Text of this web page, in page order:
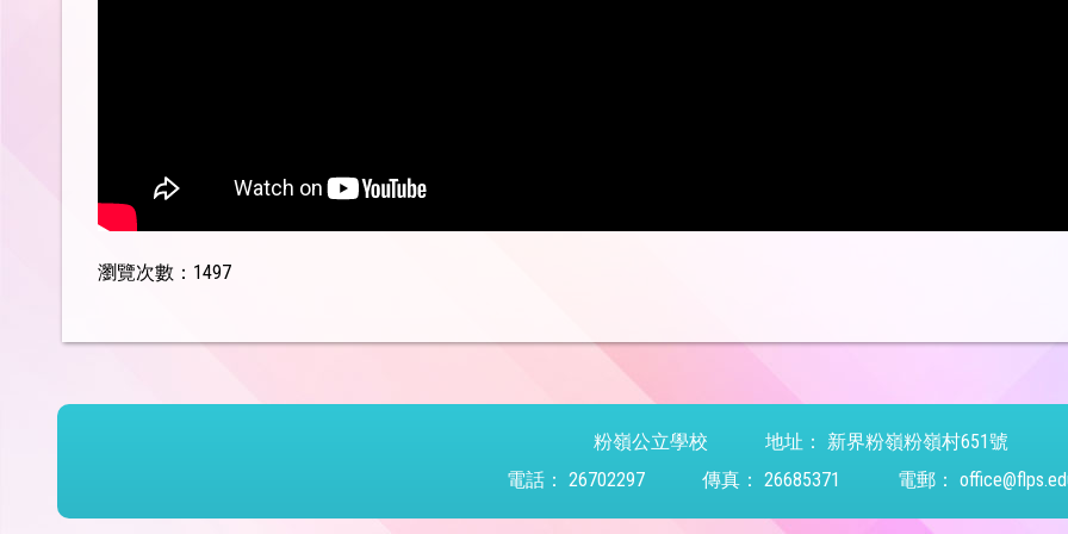
瀏覽次數：1497
粉嶺公立學校 地址：
新界粉嶺粉嶺村651號
電話： 26702297 傳真： 26685371 電郵：